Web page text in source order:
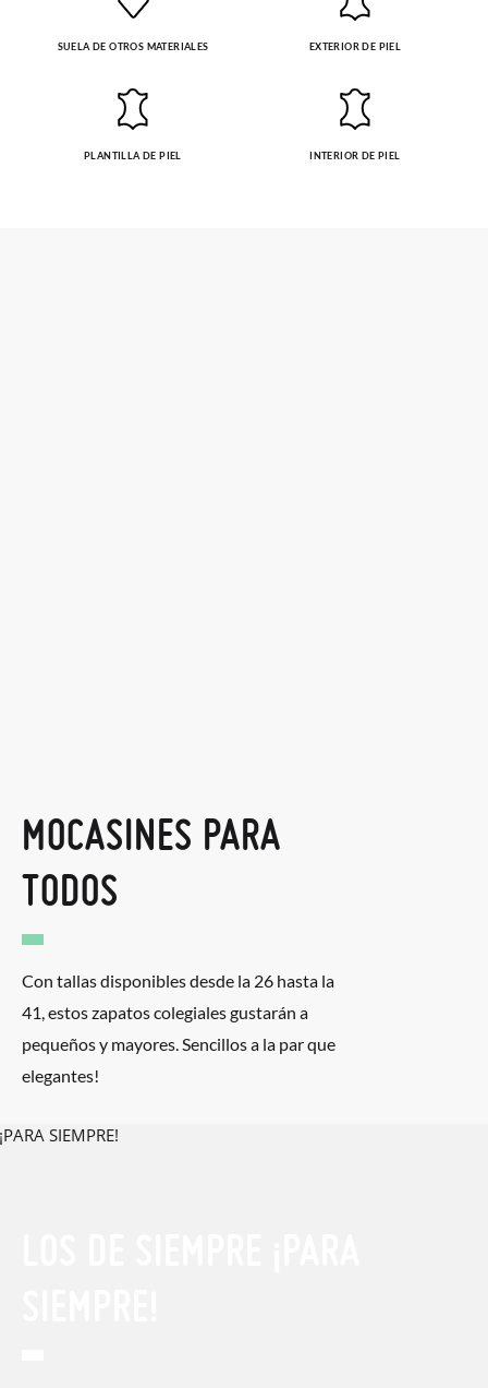
SUELA DE OTROS MATERIALES EXTERIOR DE PIEL
PLANTILLA DE PIEL INTERIOR DE PIEL
MOCASINES PARA
TODOS
Con tallas disponibles desde la 26 hasta la
41, estos zapatos colegiales gustarán a
pequeños y mayores. Sencillos a la par que
elegantes!